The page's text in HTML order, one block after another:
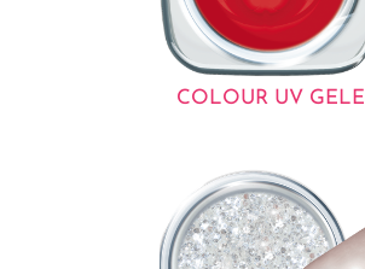
COLOUR UV GELE